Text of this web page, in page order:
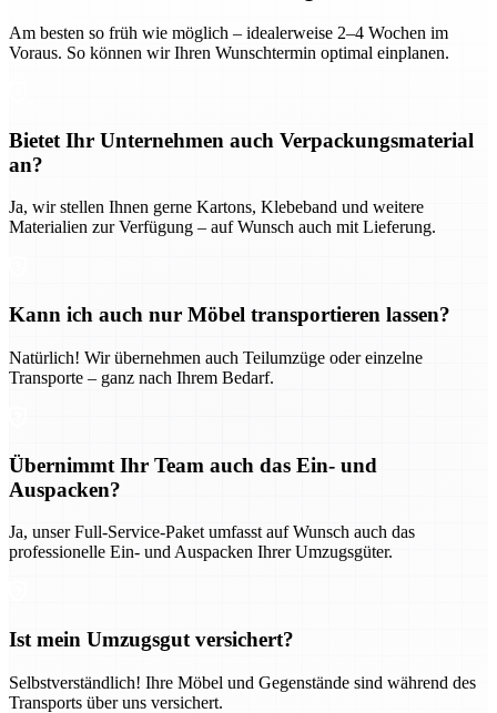
Am besten so früh wie möglich – idealerweise 2–4 Wochen im
Voraus. So können wir Ihren Wunschtermin optimal einplanen.
Bietet Ihr Unternehmen auch Verpackungsmaterial
an?
Ja, wir stellen Ihnen gerne Kartons, Klebeband und weitere
Materialien zur Verfügung – auf Wunsch auch mit Lieferung.
Kann ich auch nur Möbel transportieren lassen?
Natürlich! Wir übernehmen auch Teilumzüge oder einzelne
Transporte – ganz nach Ihrem Bedarf.
Übernimmt Ihr Team auch das Ein- und
Auspacken?
Ja, unser Full-Service-Paket umfasst auf Wunsch auch das
professionelle Ein- und Auspacken Ihrer Umzugsgüter.
Ist mein Umzugsgut versichert?
Selbstverständlich! Ihre Möbel und Gegenstände sind während des
Transports über uns versichert.